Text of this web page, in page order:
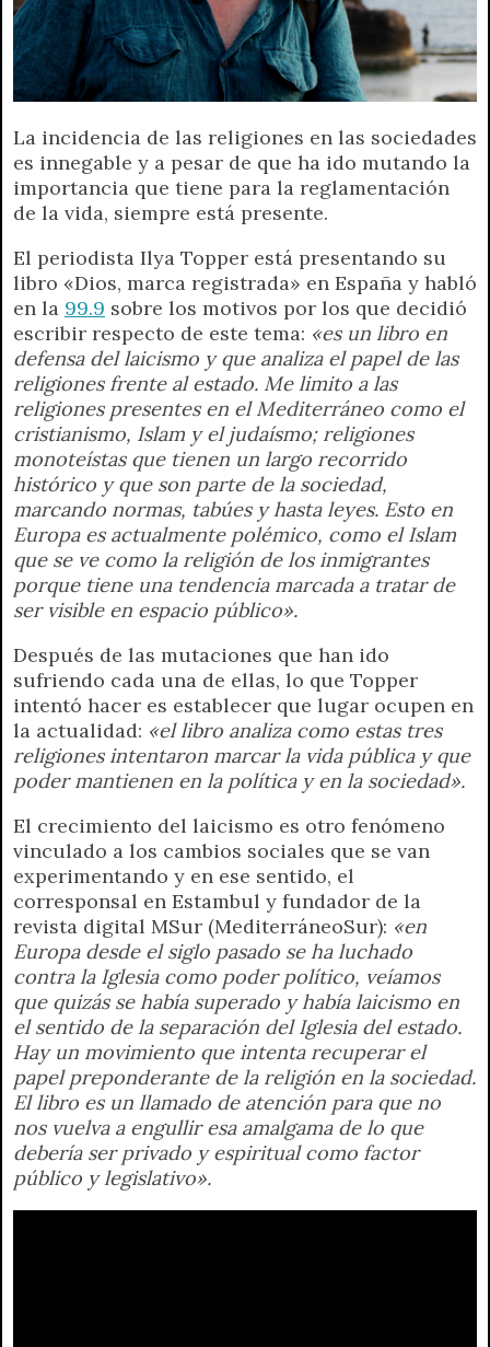
La incidencia de las religiones en las sociedades
es innegable y a pesar de que ha ido mutando la
importancia que tiene para la reglamentación
de la vida, siempre está presente.
El periodista Ilya Topper está presentando su
libro «Dios, marca registrada» en España y habló
en la 99.9 sobre los motivos por los que decidió
escribir respecto de este tema: «es un libro en
defensa del laicismo y que analiza el papel de las
religiones frente al estado. Me limito a las
religiones presentes en el Mediterráneo como el
cristianismo, Islam y el judaísmo; religiones
monoteístas que tienen un largo recorrido
histórico y que son parte de la sociedad,
marcando normas, tabúes y hasta leyes. Esto en
Europa es actualmente polémico, como el Islam
que se ve como la religión de los inmigrantes
porque tiene una tendencia marcada a tratar de
ser visible en espacio público».
Después de las mutaciones que han ido
sufriendo cada una de ellas, lo que Topper
intentó hacer es establecer que lugar ocupen en
la actualidad: «el libro analiza como estas tres
religiones intentaron marcar la vida pública y que
poder mantienen en la política y en la sociedad».
El crecimiento del laicismo es otro fenómeno
vinculado a los cambios sociales que se van
experimentando y en ese sentido, el
corresponsal en Estambul y fundador de la
revista digital MSur (MediterráneoSur): «en
Europa desde el siglo pasado se ha luchado
contra la Iglesia como poder político, veíamos
que quizás se había superado y había laicismo en
el sentido de la separación del Iglesia del estado.
Hay un movimiento que intenta recuperar el
papel preponderante de la religión en la sociedad.
El libro es un llamado de atención para que no
nos vuelva a engullir esa amalgama de lo que
debería ser privado y espiritual como factor
público y legislativo».